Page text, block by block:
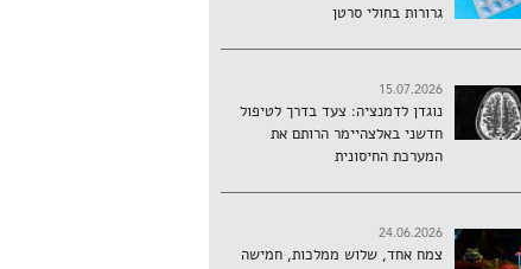
גרורות בחולי סרטן
15.07.2026
נוגדן לדמנציה: צעד בדרך לטיפול
חדשני באלצהיימר הרותם את
המערכת החיסונית
24.06.2026
צמח אחד, שלוש ממלכות, חמישה